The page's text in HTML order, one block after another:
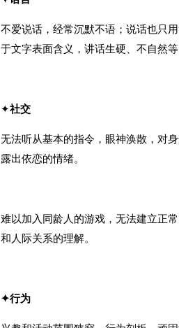
不爱说话，经常沉默不语；说话也只
于文字表面含义，讲话生硬、不自然
✦社交
无法听从基本的指令，眼神涣散，对
露出依恋的情绪。
难以加入同龄人的游戏，无法建立正
和人际关系的理解。
✦行为